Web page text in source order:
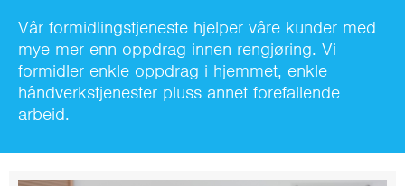
Vår formidlingstjeneste hjelper våre kunder med
mye mer enn oppdrag innen rengjøring. Vi
formidler enkle oppdrag i hjemmet, enkle
håndverkstjenester pluss annet forefallende
arbeid.